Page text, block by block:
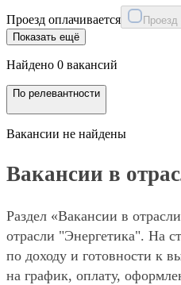
Проезд оплачивается Проезд
Показать ещё
Найдено 0 вакансий
По релевантности
Вакансии не найдены
Вакансии в
Раздел «Вакансии в
отрасли "Энергетика". На
по доходу и готовности к
на график, оплату,